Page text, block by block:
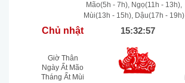
Mão(5h - 7h), Ngọ(11h - 13h),
Mùi(13h - 15h), Dậu(17h - 19h)
Chủ nhật 15:32:58
Giờ Thân
Ngày Ất Mão
Tháng Ất Mùi